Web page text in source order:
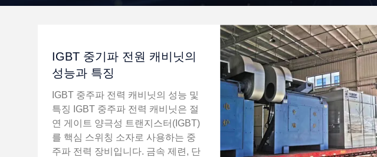
IGBT 중기파 전원 캐비닛의
성능과 특징
IGBT 중주파 전력 캐비닛의 성능 및
특징 IGBT 중주파 전력 캐비닛은 절
연 게이트 양극성 트랜지스터(IGBT)
를 핵심 스위칭 소자로 사용하는 중
주파 전력 장비입니다. 금속 제련, 단